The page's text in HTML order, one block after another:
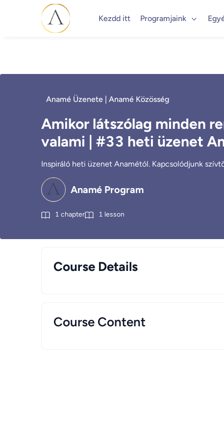
Kezdd itt Programjaink
Anamé Üzenete | Anamé Közösség
Amikor látszólag minden
valami | #33 heti üzenet
Inspiráló heti üzenet Anamétól. Kapcsolódjunk
Anamé Program
1 chapter 1 lesson
Course Details
Course Content